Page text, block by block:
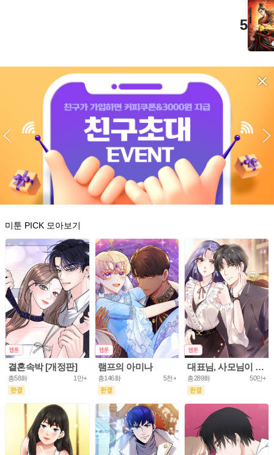
5
미툰 PICK 모아보기
결혼속박 [개정판]
총58화 1만+
램프의 아미나
총146화 5천+
대표님, 사모님이 도망가요
총289화 50만+